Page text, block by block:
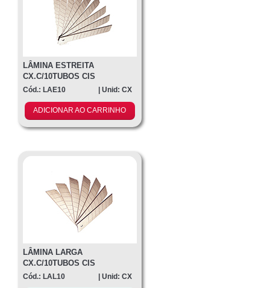
LÂMINA ESTREITA
CX.C/10TUBOS CIS
Cód.: LAE10 | Unid: CX
ADICIONAR AO CARRINHO
LÂMINA LARGA
CX.C/10TUBOS CIS
Cód.: LAL10 | Unid: CX